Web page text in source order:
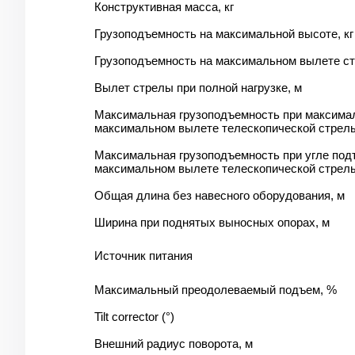
Конструктивная масса, кг
Грузоподъемность на максимальной высоте, кг
Грузоподъемность на максимальном вылете
Вылет стрелы при полной нагрузке, м
Максимальная грузоподъемность при
максимальном вылете телескопической
Максимальная грузоподъемность при угле
максимальном вылете телескопической
Общая длина без навесного оборудования, м
Ширина при поднятых выносных опорах, м
Источник питания
Максимальный преодолеваемый подъем, %
Tilt corrector (°)
Внешний радиус поворота, м